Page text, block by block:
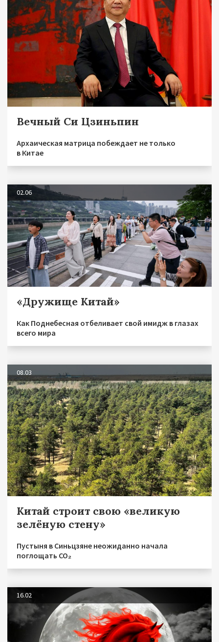
Вечный Си Цзиньпин
Архаическая матрица побеждает не только
в Китае
02.06
«Дружище Китай»
Как Поднебесная отбеливает свой имидж в глазах
всего мира
08.03
Китай строит свою «великую
зелёную стену»
Пустыня в Синьцзяне неожиданно начала
поглощать CO₂
16.02